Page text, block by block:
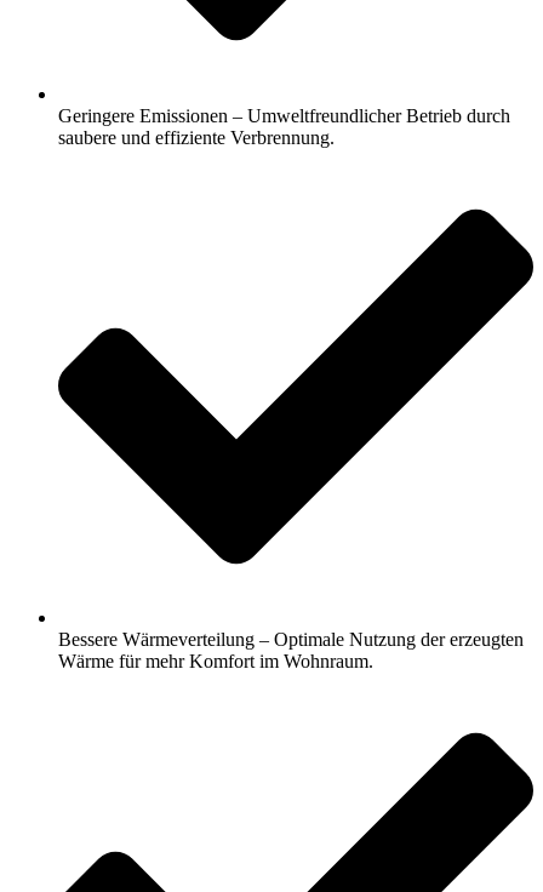
Geringere Emissionen – Umweltfreundlicher Betrieb durch
saubere und effiziente Verbrennung.
Bessere Wärmeverteilung – Optimale Nutzung der erzeugten
Wärme für mehr Komfort im Wohnraum.